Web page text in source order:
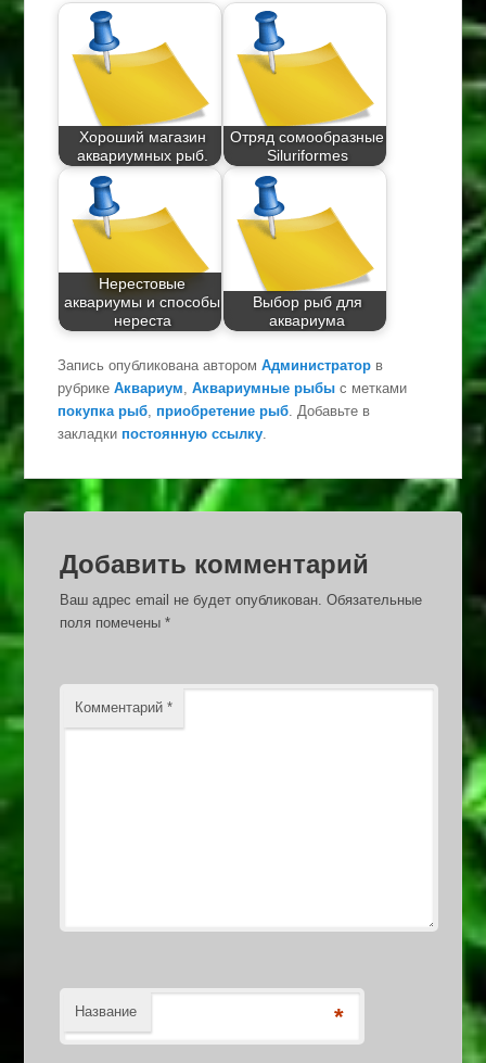
Хороший магазин
аквариумных рыб.
Отряд сомообразные
Siluriformes
Нерестовые
аквариумы и способы
нереста
Выбор рыб для
аквариума
Запись опубликована авторомАдминистратор в
рубрикеАквариум,Аквариумные рыбы с метками
покупка рыб, приобретение рыб. Добавьте в
закладки постоянную ссылку.
Добавить комментарий
Ваш адрес email не будет опубликован. Обязательные
поля помечены*
Комментарий*
Название *